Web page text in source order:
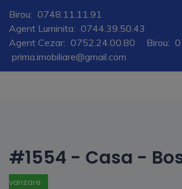
Birou: 0748.11.11.91
Agent Luminita: 0744.39.50.43
Agent Cezar: 0752.24.00.80 Birou:
prima.imobiliare@gmail.com
#1554 - Casa -
vanzare